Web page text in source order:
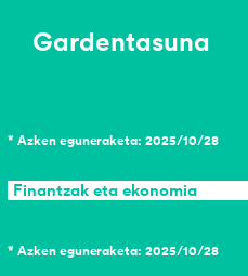
Gardentasuna
* Azken eguneraketa: 2025/10/28
Finantzak eta ekonomia
* Azken eguneraketa: 2025/10/28